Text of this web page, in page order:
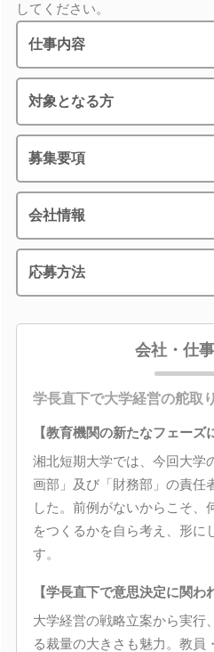
してください。
仕事内容
対象となる方
募集要項
会社情報
応募方法
会社・仕
学長直下で大学経営の舵取
【教育機関の新たなフェーズ
湘北短期大学では、今回大学
画部」及び「財務部」の責任
した。前例がないからこそ、
をつくるかを自ら考え、形に
す。
【学長直下で意思決定に関わ
大学経営の戦略立案から実行
る裁量の大きさも魅力。教員